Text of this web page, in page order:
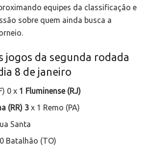
equipes da classificação e
sobre quem ainda busca a
jogos da segunda rodada
8 de janeiro
0 x 1 Fluminense (RJ)
(RR) 3 x 1 Remo (PA)
Santa
Batalhão (TO)